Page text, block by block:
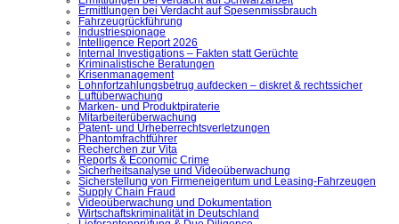
Ermittlungen bei Verdacht auf Spesenmissbrauch
Fahrzeugrückführung
Industriespionage
Intelligence Report 2026
Internal Investigations – Fakten statt Gerüchte
Kriminalistische Beratungen
Krisenmanagement
Lohnfortzahlungsbetrug aufdecken – diskret & rechtssicher
Luftüberwachung
Marken- und Produktpiraterie
Mitarbeiterüberwachung
Patent- und Urheberrechtsverletzungen
Phantomfrachtführer
Recherchen zur Vita
Reports & Economic Crime
Sicherheitsanalyse und Videoüberwachung
Sicherstellung von Firmeneigentum und Leasing-Fahrzeugen
Supply Chain Fraud
Videoüberwachung und Dokumentation
Wirtschaftskriminalität in Deutschland